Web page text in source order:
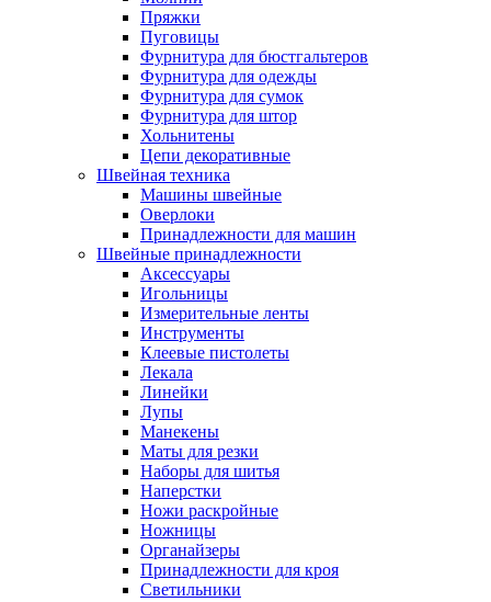
Пряжки
Пуговицы
Фурнитура для бюстгальтеров
Фурнитура для одежды
Фурнитура для сумок
Фурнитура для штор
Хольнитены
Цепи декоративные
Швейная техника
Машины швейные
Оверлоки
Принадлежности для машин
Швейные принадлежности
Аксессуары
Игольницы
Измерительные ленты
Инструменты
Клеевые пистолеты
Лекала
Линейки
Лупы
Манекены
Маты для резки
Наборы для шитья
Наперстки
Ножи раскройные
Ножницы
Органайзеры
Принадлежности для кроя
Светильники